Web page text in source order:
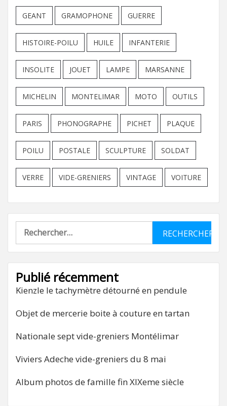
GEANT GRAMOPHONE GUERRE
HISTOIRE-POILU HUILE INFANTERIE
INSOLITE JOUET LAMPE MARSANNE
MICHELIN MONTELIMAR MOTO OUTILS
PARIS PHONOGRAPHE PICHET PLAQUE
POILU POSTALE SCULPTURE SOLDAT
VERRE VIDE-GRENIERS VINTAGE VOITURE
Rechercher :
Publié récemment
Kienzle le tachymètre détourné en pendule
Objet de mercerie boite à couture en tartan
Nationale sept vide-greniers Montélimar
Viviers Adeche vide-greniers du 8 mai
Album photos de famille fin XIXeme siècle